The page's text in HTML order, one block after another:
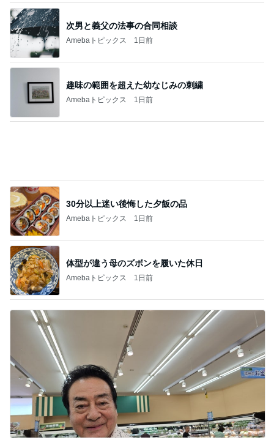
痛がる夫を無視し出て行った隣の部屋
Amebaトピックス
私とは真逆な休みの日の過ごし方
11時間前
一番幸せだった部屋で過ごす時間
Amebaトピックス 10時間前
だいた 父の昼食にまた冷やし中華
Amebaトピックス 1日前